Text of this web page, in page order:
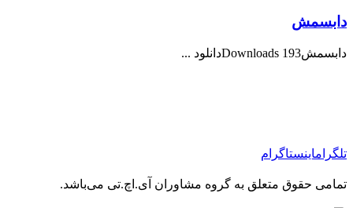
دابسمش
دابسمش193 Downloadsدانلود ...
تلگراماینستاگرام
تمامی حقوق متعلق به گروه مشاوران آی.اچ.تی می‌باشد.